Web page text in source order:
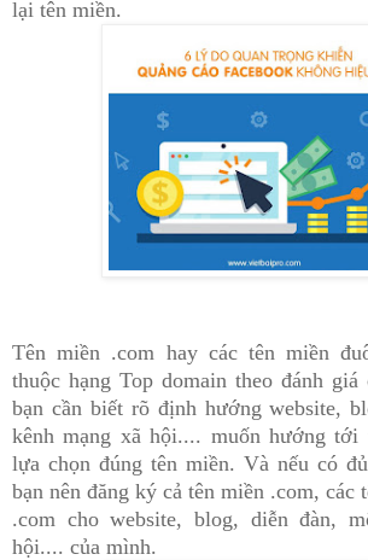
lại tên miền.
Tên miền .com hay các tên miền
thuộc hạng Top domain theo đánh
bạn cần biết rõ định hướng website,
kênh mạng xã hội.... muốn hướng
lựa chọn đúng tên miền. Và nếu có
bạn nên đăng ký cả tên miền .com, các
.com cho website, blog, diễn đàn,
hội.... của mình.